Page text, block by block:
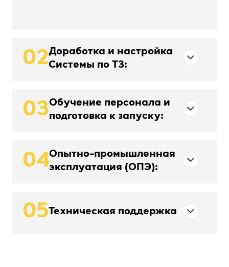
02Доработка и настройка
Системы по ТЗ:
03Обучение персонала и
подготовка к запуску:
04Опытно-промышленная
эксплуатация (ОПЭ):
05Техническая поддержка